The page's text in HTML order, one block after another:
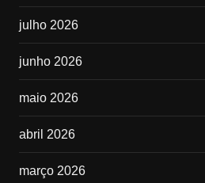
julho 2026
junho 2026
maio 2026
abril 2026
março 2026